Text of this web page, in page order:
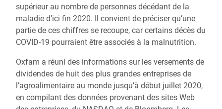
supérieur au nombre de personnes décédant de la
maladie d’ici fin 2020. Il convient de préciser qu’une
partie de ces chiffres se recoupe, car certains décès du
COVID-19 pourraient être associés à la malnutrition.
Oxfam a réuni des informations sur les versements de
dividendes de huit des plus grandes entreprises de
l’agroalimentaire au monde jusqu’à début juillet 2020,
en compilant des données provenant des sites Web